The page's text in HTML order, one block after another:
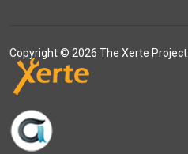
Copyright © 2026 The Xerte Project.